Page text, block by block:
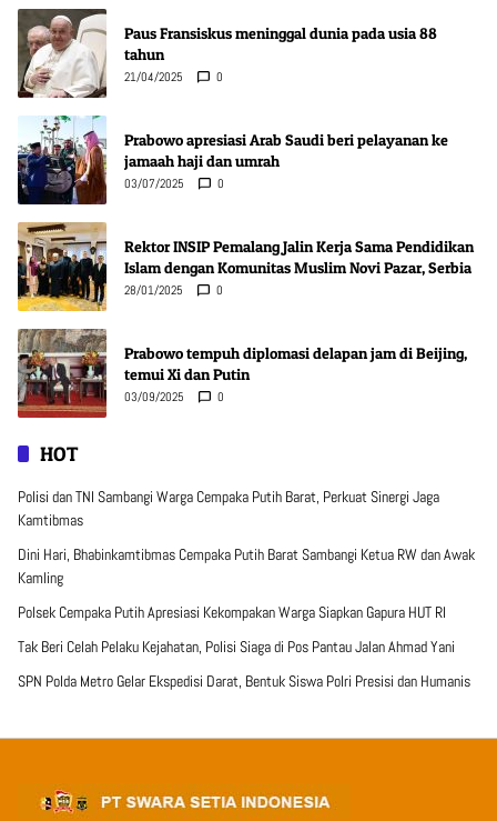
Paus Fransiskus meninggal dunia pada usia 88
tahun
21/04/2025 0
Prabowo apresiasi Arab Saudi beri pelayanan ke
jamaah haji dan umrah
03/07/2025 0
Rektor INSIP Pemalang Jalin Kerja Sama Pendidikan
Islam dengan Komunitas Muslim Novi Pazar, Serbia
28/01/2025 0
Prabowo tempuh diplomasi delapan jam di Beijing,
temui Xi dan Putin
03/09/2025 0
HOT
Polisi dan TNI Sambangi Warga Cempaka Putih Barat, Perkuat Sinergi Jaga
Kamtibmas
Dini Hari, Bhabinkamtibmas Cempaka Putih Barat Sambangi Ketua RW dan Awak
Kamling
Polsek Cempaka Putih Apresiasi Kekompakan Warga Siapkan Gapura HUT RI
Tak Beri Celah Pelaku Kejahatan, Polisi Siaga di Pos Pantau Jalan Ahmad Yani
SPN Polda Metro Gelar Ekspedisi Darat, Bentuk Siswa Polri Presisi dan Humanis